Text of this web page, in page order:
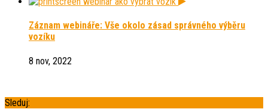
Záznam webináře: Vše okolo zásad správného výběru
vozíku
8 nov, 2022
Sleduj: